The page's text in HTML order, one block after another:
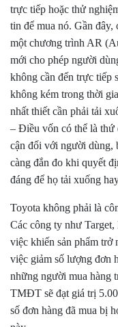
trực tiếp hoặc thử
tin để mua nó. Gần đây,
một chương trình AR
mới cho phép người
không cần đến trực tiếp
không kém trong thời
nhất thiết cần phải tải
– Điều vốn có thể là thứ
cận đối với người dùng,
càng đắn đo khi quyết
đáng để họ tải xuống
Toyota không phải là
Các công ty như
việc khiến sản phẩm trở
việc giảm số lượng đơn
những người mua hàng
TMĐT sẽ đạt giá trị
số đơn hàng đã mua bị